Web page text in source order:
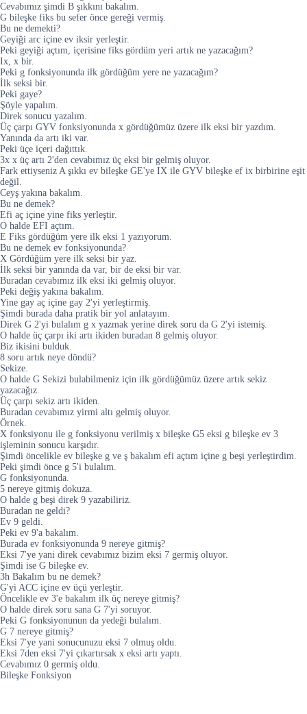
Cevabımız şimdi B şıkkını bakalım.
G bileşke fiks bu sefer önce gereği vermiş.
Bu ne demekti?
Geyiği arc içine ev iksir yerleştir.
Peki geyiği açtım, içerisine fiks gördüm yeri artık ne yazacağım?
Ix, x bir.
Peki g fonksiyonunda ilk gördüğüm yere ne yazacağım?
İlk seksi bir.
Peki gaye?
Şöyle yapalım.
Direk sonucu yazalım.
Üç çarpı GYV fonksiyonunda x gördüğümüz üzere ilk eksi bir yazdım.
Yanında da artı iki var.
Peki üçe içeri dağıttık.
3x x üç artı 2'den cevabımız üç eksi bir gelmiş oluyor.
Fark ettiyseniz A şıkkı ev bileşke GE'ye IX ile GYV bileşke ef ix birbirine eşit
değil.
Ceyş yakına bakalım.
Bu ne demek?
Efi aç içine yine fiks yerleştir.
O halde EFI açtım.
E Fiks gördüğüm yere ilk eksi 1 yazıyorum.
Bu ne demek ev fonksiyonunda?
X Gördüğüm yere ilk seksi bir yaz.
İlk seksi bir yanında da var, bir de eksi bir var.
Buradan cevabımız ilk eksi iki gelmiş oluyor.
Peki değiş yakına bakalım.
Yine gay aç içine gay 2'yi yerleştirmiş.
Şimdi burada daha pratik bir yol anlatayım.
Direk G 2'yi bulalım g x yazmak yerine direk soru da G 2'yi istemiş.
O halde üç çarpı iki artı ikiden buradan 8 gelmiş oluyor.
Biz ikisini bulduk.
8 soru artık neye döndü?
Sekize.
O halde G Sekizi bulabilmeniz için ilk gördüğümüz üzere artık sekiz
yazacağız.
Üç çarpı sekiz artı ikiden.
Buradan cevabımız yirmi altı gelmiş oluyor.
Örnek.
X fonksiyonu ile g fonksiyonu verilmiş x bileşke G5 eksi g bileşke ev 3
işleminin sonucu karşıdır.
Şimdi öncelikle ev bileşke g ve ş bakalım efi açtım içine g beşi yerleştirdim.
Peki şimdi önce g 5'i bulalım.
G fonksiyonunda.
5 nereye gitmiş dokuza.
O halde g beşi direk 9 yazabiliriz.
Buradan ne geldi?
Ev 9 geldi.
Peki ev 9'a bakalım.
Burada ev fonksiyonunda 9 nereye gitmiş?
Eksi 7'ye yani direk cevabımız bizim eksi 7 germiş oluyor.
Şimdi ise G bileşke ev.
3h Bakalım bu ne demek?
G'yi ACC içine ev üçü yerleştir.
Öncelikle ev 3'e bakalım ilk üç nereye gitmiş?
O halde direk soru sana G 7'yi soruyor.
Peki G fonksiyonunun da yedeği bulalım.
G 7 nereye gitmiş?
Eksi 7'ye yani sonucunuzu eksi 7 olmuş oldu.
Eksi 7den eksi 7'yi çıkartırsak x eksi artı yaptı.
Cevabımız 0 germiş oldu.
Bileşke Fonksiyon